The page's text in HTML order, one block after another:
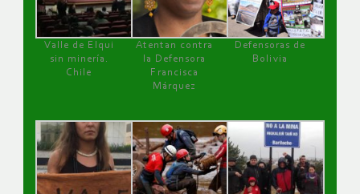
Valle de Elqui
sin minería.
Chile
Atentan contra
la Defensora
Francisca
Márquez
Defensoras de
Bolivia